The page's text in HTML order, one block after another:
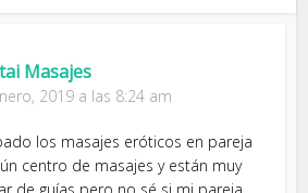
Masajes
2019 a las 8:24 am
los masajes eróticos en pareja
centro de masajes y están muy